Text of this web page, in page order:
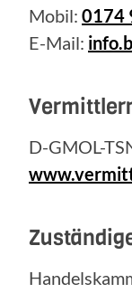
Mobil: 0174
E-Mail:
D-GMOL-